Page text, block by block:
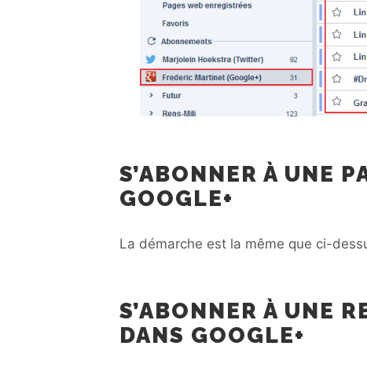
S’ABONNER À UNE
GOOGLE+
La démarche est la même que ci-
S’ABONNER À UNE
DANS GOOGLE+